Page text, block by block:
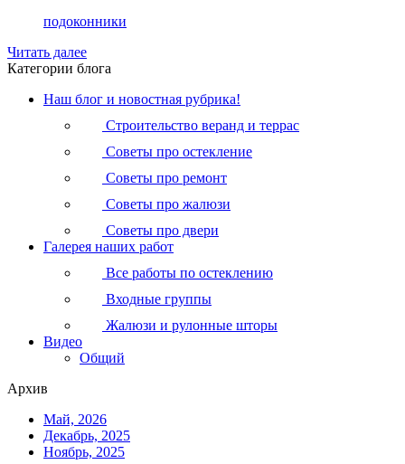
подоконники
Читать далее
Категории блога
Наш блог и новостная рубрика!
Строительство веранд и террас
Советы про остекление
Советы про ремонт
Советы про жалюзи
Советы про двери
Галерея наших работ
Все работы по остеклению
Входные группы
Жалюзи и рулонные шторы
Видео
Общий
Архив
Май, 2026
Декабрь, 2025
Ноябрь, 2025